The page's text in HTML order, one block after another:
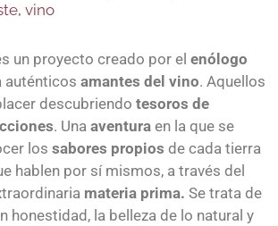
, vino
un proyecto creado por el enólogo
auténticos amantes del vino. Aquellos
descubriendo tesoros de
. Una aventura en la que se
los sabores propios de cada tierra
hablen por sí mismos, a través del
materia prima. Se trata de
honestidad, la belleza de lo natural y